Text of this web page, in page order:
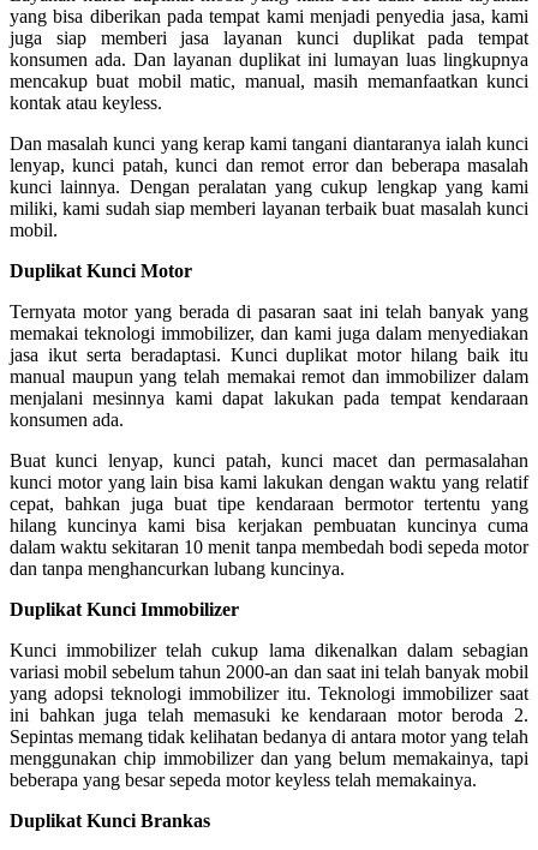
yang bisa diberikan pada tempat kami menjadi penyedia jasa, kami
juga siap memberi jasa layanan kunci duplikat pada tempat
konsumen ada. Dan layanan duplikat ini lumayan luas lingkupnya
mencakup buat mobil matic, manual, masih memanfaatkan kunci
kontak atau keyless.
Dan masalah kunci yang kerap kami tangani diantaranya ialah kunci
lenyap, kunci patah, kunci dan remot error dan beberapa masalah
kunci lainnya. Dengan peralatan yang cukup lengkap yang kami
miliki, kami sudah siap memberi layanan terbaik buat masalah kunci
mobil.
Duplikat Kunci Motor
Ternyata motor yang berada di pasaran saat ini telah banyak yang
memakai teknologi immobilizer, dan kami juga dalam menyediakan
jasa ikut serta beradaptasi. Kunci duplikat motor hilang baik itu
manual maupun yang telah memakai remot dan immobilizer dalam
menjalani mesinnya kami dapat lakukan pada tempat kendaraan
konsumen ada.
Buat kunci lenyap, kunci patah, kunci macet dan permasalahan
kunci motor yang lain bisa kami lakukan dengan waktu yang relatif
cepat, bahkan juga buat tipe kendaraan bermotor tertentu yang
hilang kuncinya kami bisa kerjakan pembuatan kuncinya cuma
dalam waktu sekitaran 10 menit tanpa membedah bodi sepeda motor
dan tanpa menghancurkan lubang kuncinya.
Duplikat Kunci Immobilizer
Kunci immobilizer telah cukup lama dikenalkan dalam sebagian
variasi mobil sebelum tahun 2000-an dan saat ini telah banyak mobil
yang adopsi teknologi immobilizer itu. Teknologi immobilizer saat
ini bahkan juga telah memasuki ke kendaraan motor beroda 2.
Sepintas memang tidak kelihatan bedanya di antara motor yang telah
menggunakan chip immobilizer dan yang belum memakainya, tapi
beberapa yang besar sepeda motor keyless telah memakainya.
Duplikat Kunci Brankas